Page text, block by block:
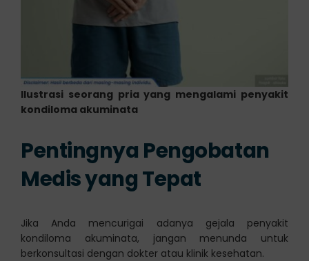
Ilustrasi seorang pria yang mengalami penyakit
kondiloma akuminata
Pentingnya Pengobatan
Medis yang Tepat
Jika Anda mencurigai adanya gejala penyakit
kondiloma akuminata, jangan menunda untuk
berkonsultasi dengan dokter atau klinik kesehatan.